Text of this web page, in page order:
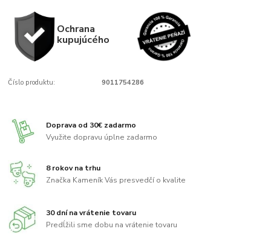
Ochrana
kupujúcého
Číslo produktu: 9011754286
Doprava od 30€ zadarmo
Využite dopravu úplne zadarmo
8 rokov na trhu
Značka Kameník Vás presvedčí o kvalite
30 dní na vrátenie tovaru
Predĺžili sme dobu na vrátenie tovaru